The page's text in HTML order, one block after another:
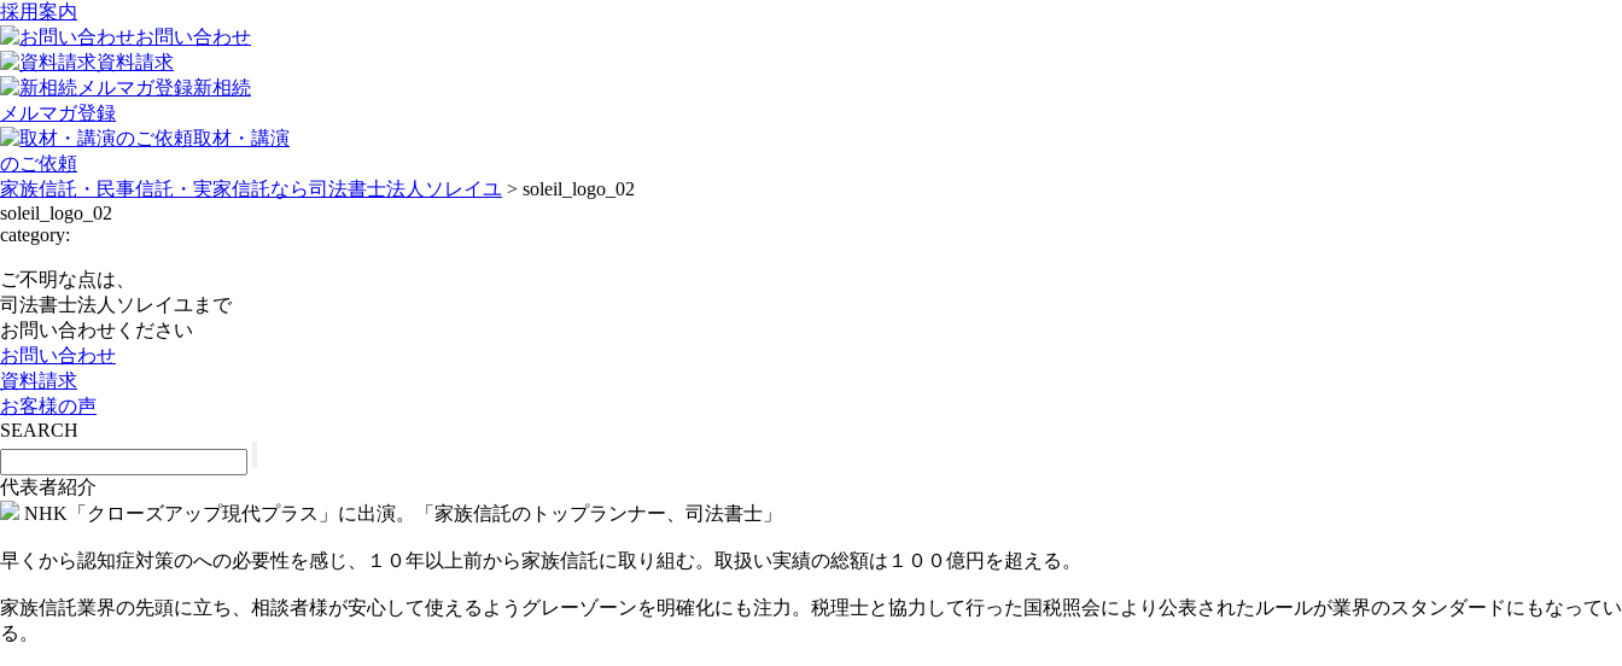
採用案内
お問い合わせ
資料請求
新相続
メルマガ登録
取材・講演
のご依頼
家族信託・民事信託・実家信託なら司法書士法人ソレイユ > soleil_logo_02
soleil_logo_02
category:
ご不明な点は、
司法書士法人ソレイユまで
お問い合わせください
お問い合わせ
資料請求
お客様の声
SEARCH
代表者紹介
NHK「クローズアップ現代プラス」に出演。「家族信託のトップランナー、司法書士」
早くから認知症対策のへの必要性を感じ、１０年以上前から家族信託に取り組む。取扱い実績の総額は１００億円を超える。
家族信託業界の先頭に立ち、相談者様が安心して使えるようグレーゾーンを明確化にも注力。税理士と協力して行った国税照会により公表されたルールが業界のスタンダードにもなってい
る。